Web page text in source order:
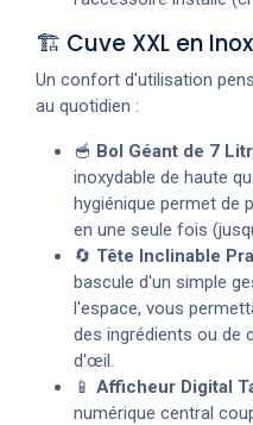
🏗️ Cuve XXL en
Un confort d'utilisation
au quotidien :
🥣 Bol Géant de 7
inoxydable de haute
hygiénique permet de
en une seule fois
🔄 Tête Inclinable
bascule d'un simple
l'espace, vous
des ingrédients ou de
d'œil.
📱 Afficheur Digital
numérique central